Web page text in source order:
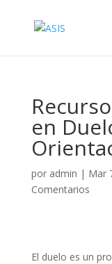
en
por admin | Mar
Comentarios
El duelo es un